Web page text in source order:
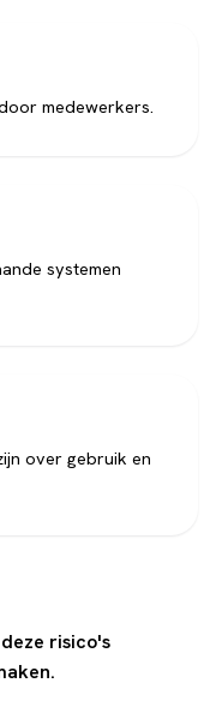
medewerkers.
systemen
over gebruik en
risico's